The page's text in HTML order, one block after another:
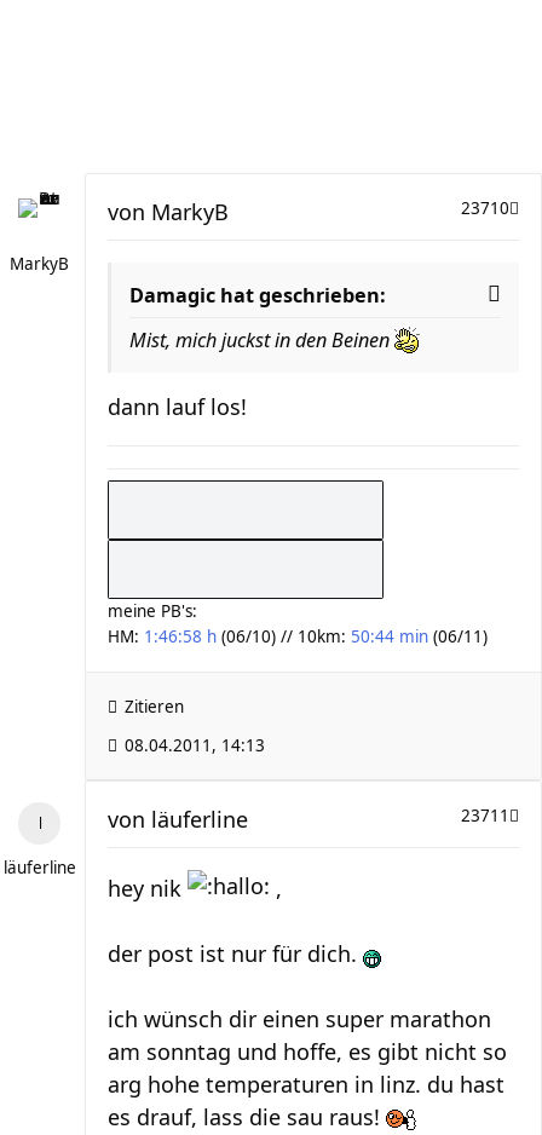
MarkyB
23710
von MarkyB
Damagic hat geschrieben:
Mist, mich juckst in den Beinen
dann lauf los!
meine PB's:
HM: 1:46:58 h (06/10) // 10km: 50:44 min (06/11)
Zitieren
08.04.2011, 14:13
läuferline
23711
von läuferline
hey nik ,
der post ist nur für dich.
ich wünsch dir einen super marathon
am sonntag und hoffe, es gibt nicht so
arg hohe temperaturen in linz. du hast
es drauf, lass die sau raus!